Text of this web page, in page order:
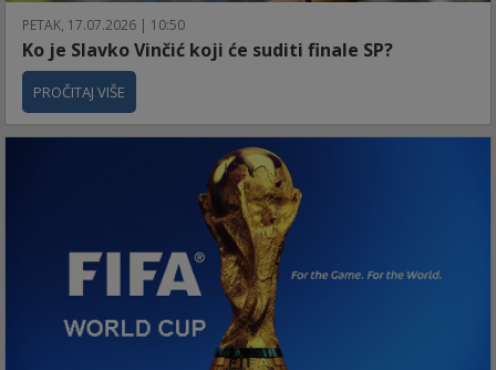
PETAK, 17.07.2026 | 10:50
Ko je Slavko Vinčić koji će suditi finale SP?
PROČITAJ VIŠE